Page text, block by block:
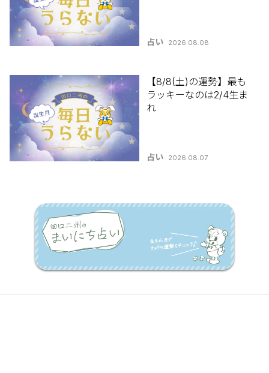
占い 2026.08.08
【8/8(土)の運勢】最も
ラッキーなのは2/4生ま
れ
占い 2026.08.07